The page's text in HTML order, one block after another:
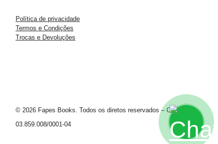
Política de privacidade
Termos e Condições
Trocas e Devoluções
© 2026 Fapes Books. Todos os diretos reservados – CNPJ
03.859.008/0001-04